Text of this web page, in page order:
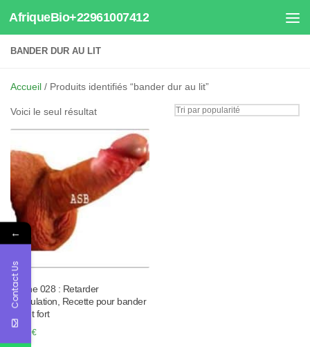
Au dessous du contenu
AfriqueBio+22961007412
BANDER DUR AU LIT
Accueil / Produits identifiés “bander dur au lit”
Voici le seul résultat
Tisane 028 : Retarder
l’éjaculation, Recette pour bander
dur et fort
50.00€
←
Contact Us